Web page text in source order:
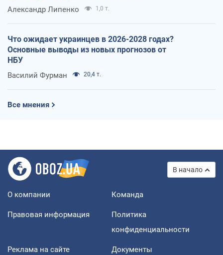
Александр Липенко 1,0 т.
Что ожидает украинцев в 2026-2028 годах?
Основные выводы из новых прогнозов от
НБУ
Василий Фурман 20,4 т.
Все мнения
В начало
О компании Команда
Правовая информация
Политика
конфиденциальности
Реклама на сайте Документы